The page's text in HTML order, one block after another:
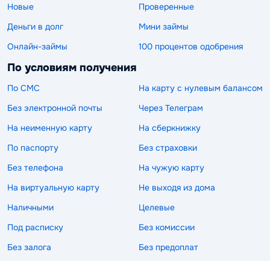
Новые
Проверенные
Деньги в долг
Мини займы
Онлайн-займы
100 процентов одобрения
По условиям получения
По СМС
На карту с нулевым балансом
Без электронной почты
Через Телеграм
На неименную карту
На сберкнижку
По паспорту
Без страховки
Без телефона
На чужую карту
На виртуальную карту
Не выходя из дома
Наличными
Целевые
Под расписку
Без комиссии
Без залога
Без предоплат